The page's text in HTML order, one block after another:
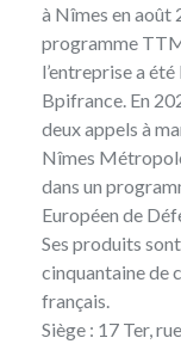
à Nîmes en août
programme
l’entreprise a
Bpifrance. En
deux appels à
Nîmes
dans un
Européen de
Ses produits
cinquantaine de
français.
Siège : 17 Ter,